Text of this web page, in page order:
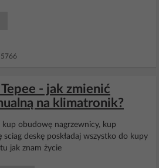
- jak zmienić
na klimatronik?
obudowę nagrzewnicy, kup
sciag deskę poskładaj wszystko do kupy
jak znam życie